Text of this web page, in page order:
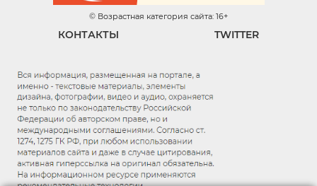
© Возрастная категория сайта: 16+
КОНТАКТЫ TWITTER